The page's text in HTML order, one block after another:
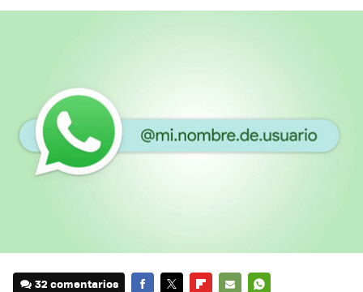
32 comentarios